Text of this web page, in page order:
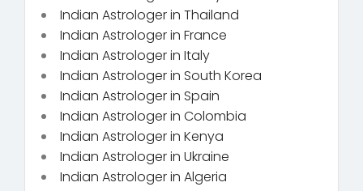
Indian Astrologer in Thailand
Indian Astrologer in France
Indian Astrologer in Italy
Indian Astrologer in South Korea
Indian Astrologer in Spain
Indian Astrologer in Colombia
Indian Astrologer in Kenya
Indian Astrologer in Ukraine
Indian Astrologer in Algeria